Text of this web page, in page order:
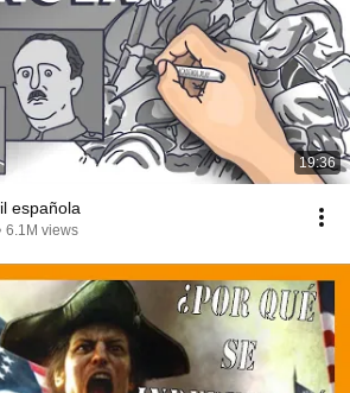
19:36
española
6.1M views